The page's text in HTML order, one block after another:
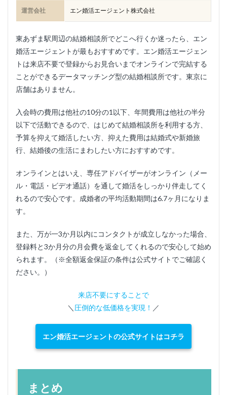
運営会社 エン婚活エージェント株式会社
東あずま駅周辺の結婚相談所でどこへ行くか迷ったら、エン
婚活エージェントが最もおすすめです。エン婚活エージェン
トは来店不要で登録からお見合いまでオンラインで完結する
ことができるデータマッチング型の結婚相談所です。東京に
店舗はありません。
入会時の費用は他社の10分の1以下、年間費用は他社の半分
以下で活動できるので、はじめて結婚相談所を利用する方、
予算を抑えて婚活したい方、抑えた費用は結婚式や新婚旅
行、結婚後の生活にまわしたい方におすすめです。
オンラインとはいえ、専任アドバイザーがオンライン（メー
ル・電話・ビデオ通話）を通して婚活をしっかり伴走してく
れるので安心です。成婚者の平均活動期間は6.7ヶ月になりま
す。
また、万が一3か月以内にコンタクトが成立しなかった場合、
登録料と3か月分の月会費を返金してくれるので安心して始め
られます。（※全額返金保証の条件は公式サイトでご確認く
ださい。）
来店不要にすることで
＼ 圧倒的な低価格を実現！ ／
エン婚活エージェントの公式サイトはコチラ
まとめ